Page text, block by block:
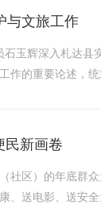
与文旅工作
石玉辉深入札达
作的重要论述，
民新画卷
社区）的年底群
、送电影、送安